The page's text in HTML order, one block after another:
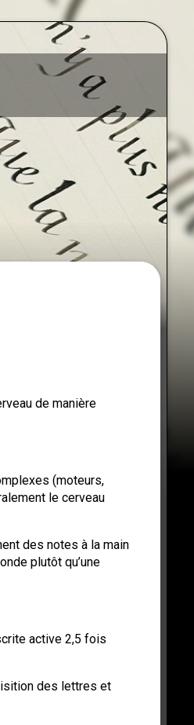
de manière
(moteurs,
le cerveau
des notes à la main
plutôt qu’une
active 2,5 fois
des lettres et